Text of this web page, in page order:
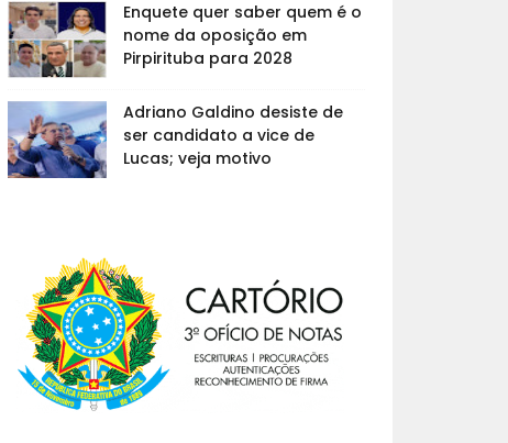
Enquete quer saber quem é o
nome da oposição em
Pirpirituba para 2028
Adriano Galdino desiste de
ser candidato a vice de
Lucas; veja motivo